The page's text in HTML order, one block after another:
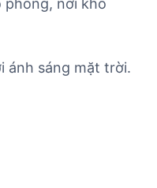
phòng, nơi khô
ánh sáng mặt trời.